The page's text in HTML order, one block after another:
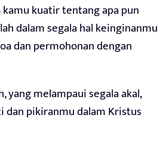
kamu kuatir tentang apa pun
dalam segala hal keinginanmu
dan permohonan dengan
yang melampaui segala akal,
dan pikiranmu dalam Kristus